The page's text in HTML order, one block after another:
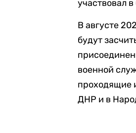
участвовал
В августе
будут
военной
проходящие
ДНР и в